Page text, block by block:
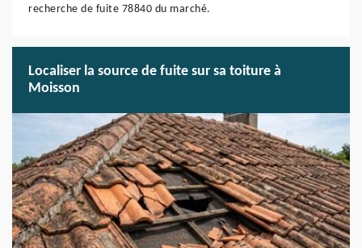
recherche de fuite 78840 du marché.
Localiser la source de fuite sur sa toiture à
Moisson